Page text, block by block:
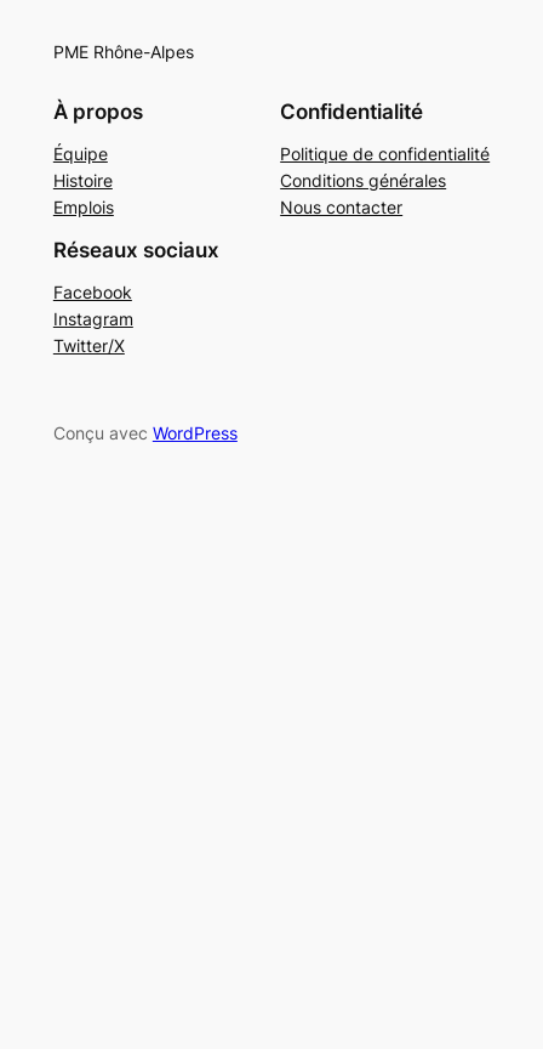
PME Rhône-Alpes
À propos
Équipe
Histoire
Emplois
Confidentialité
Politique de confidentialité
Conditions générales
Nous contacter
Réseaux sociaux
Facebook
Instagram
Twitter/X
Conçu avec WordPress